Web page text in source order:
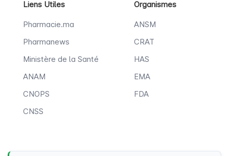
Liens Utiles
Pharmacie.ma
Pharmanews
Ministère de la Santé
ANAM
CNOPS
CNSS
Organismes
ANSM
CRAT
HAS
EMA
FDA